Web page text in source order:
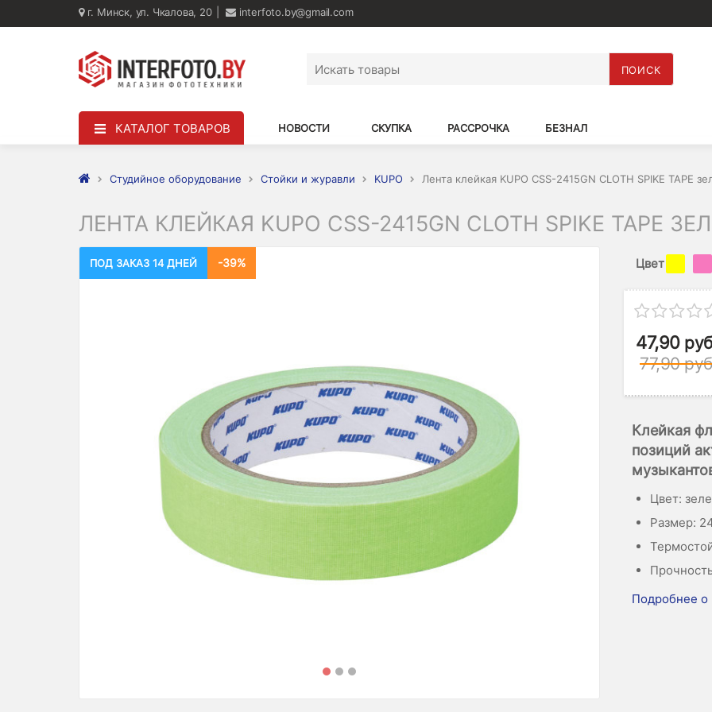
г. Минск, ул. Чкалова, 20 interfoto.by@gmail.com
ПОИСК
КАТАЛОГ ТОВАРОВ НОВОСТИ СКУПКА РАССРОЧКА БЕЗНАЛ
Студийное оборудование Стойки и журавли KUPO Лента клейкая KUPO CSS-2415GN CLOTH SPIKE TAPE
ЛЕНТА КЛЕЙКАЯ KUPO CSS-2415GN CLOTH SPIKE TAPE
ПОД ЗАКАЗ 14 ДНЕЙ -39% Цвет
47,90
77,90
Клейкая
позиций
Цвет:
Размер:
Подробнее о